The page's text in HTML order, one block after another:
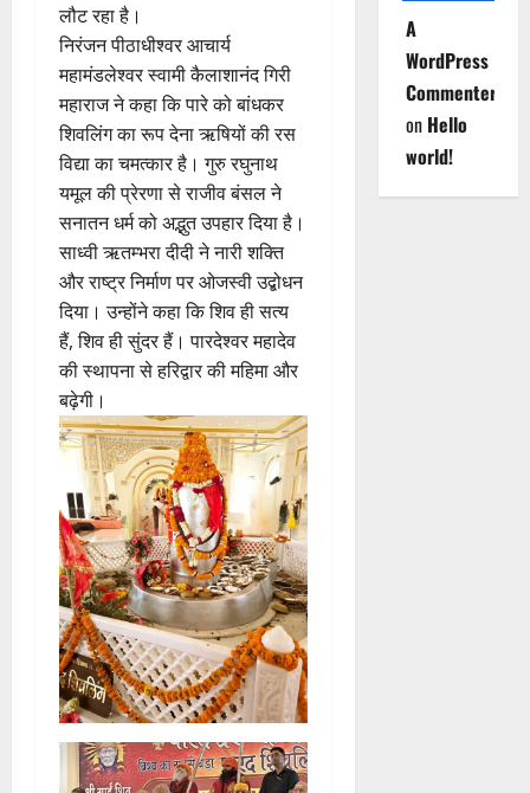
लौट रहा है।
निरंजन पीठाधीश्वर आचार्य
महामंडलेश्वर स्वामी कैलाशानंद गिरी
महाराज ने कहा कि पारे को बांधकर
शिवलिंग का रूप देना ऋषियों की रस
विद्या का चमत्कार है। गुरु रघुनाथ
यमूल की प्रेरणा से राजीव बंसल ने
सनातन धर्म को अद्भुत उपहार दिया है।
साध्वी ऋतम्भरा दीदी ने नारी शक्ति
और राष्ट्र निर्माण पर ओजस्वी उद्बोधन
दिया। उन्होंने कहा कि शिव ही सत्य
हैं, शिव ही सुंदर हैं। पारदेश्वर महादेव
की स्थापना से हरिद्वार की महिमा और
बढ़ेगी।
A
WordPress
Commenter
on Hello
world!